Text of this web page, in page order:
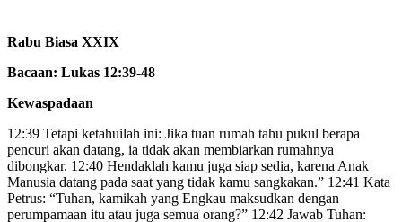
Rabu Biasa XXIX
Bacaan: Lukas 12:39-48
Kewaspadaan
12:39 Tetapi ketahuilah ini: Jika tuan rumah tahu pukul berapa
pencuri akan datang, ia tidak akan membiarkan rumahnya
dibongkar. 12:40 Hendaklah kamu juga siap sedia, karena Anak
Manusia datang pada saat yang tidak kamu sangkakan.” 12:41 Kata
Petrus: “Tuhan, kamikah yang Engkau maksudkan dengan
perumpamaan itu atau juga semua orang?” 12:42 Jawab Tuhan: